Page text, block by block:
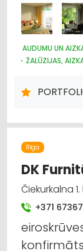
AUDUMU UN
ŽALŪZIJAS,
DIZAINS UN
APGAISMES
Rīga
DK
Čiekurkalna 1.
+371